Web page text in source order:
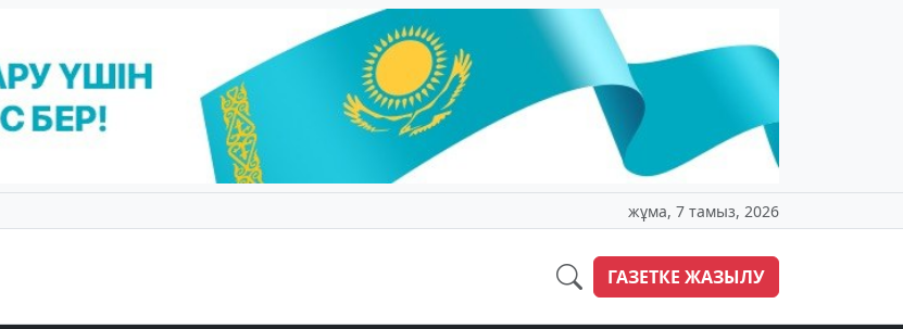
жұма, 7 тамыз, 2026
ГАЗЕТКЕ ЖАЗЫЛУ